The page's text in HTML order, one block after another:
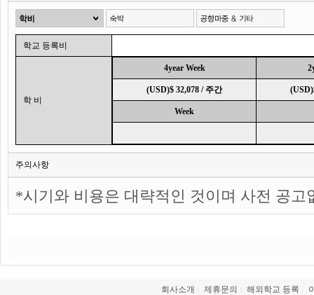
학교 등록비
학 비
4year Week
(USD)$ 32,078 / 주간
Week
주의사항
*시기와 비용은 대략적인 것이며 사전 공고
회사소개 제휴문의 해외학교 등록